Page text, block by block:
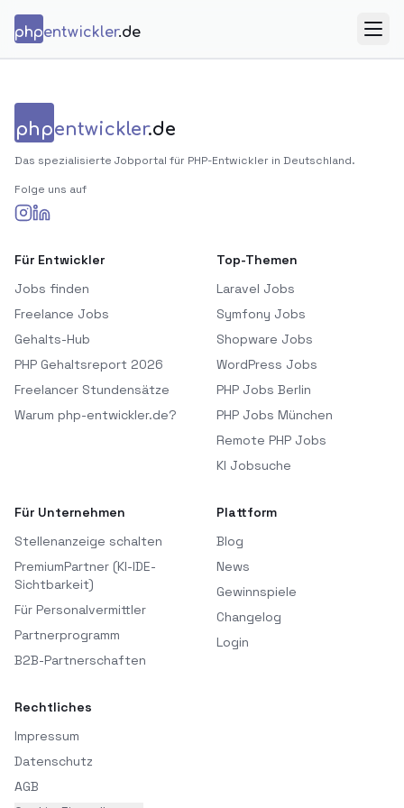
phpentwickler.de
phpentwickler.de
Das spezialisierte Jobportal für PHP-Entwickler in Deutschland.
Folge uns auf
Für Entwickler
Jobs finden
Freelance Jobs
Gehalts-Hub
PHP Gehaltsreport 2026
Freelancer Stundensätze
Warum php-entwickler.de?
Top-Themen
Laravel Jobs
Symfony Jobs
Shopware Jobs
WordPress Jobs
PHP Jobs Berlin
PHP Jobs München
Remote PHP Jobs
KI Jobsuche
Für Unternehmen
Stellenanzeige schalten
PremiumPartner (KI-IDE-
Sichtbarkeit)
Für Personalvermittler
Partnerprogramm
B2B-Partnerschaften
Plattform
Blog
News
Gewinnspiele
Changelog
Login
Rechtliches
Impressum
Datenschutz
AGB